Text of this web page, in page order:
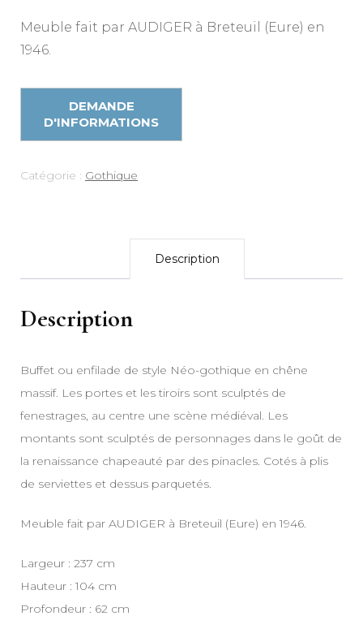
Meuble fait par AUDIGER à Breteuil (Eure) en
1946.
Catégorie : Gothique
Description
Description
Buffet ou enfilade de style Néo-gothique en chêne
massif. Les portes et les tiroirs sont sculptés de
fenestrages, au centre une scène médiéval. Les
montants sont sculptés de personnages dans le goût de
la renaissance chapeauté par des pinacles. Cotés à plis
de serviettes et dessus parquetés.
Meuble fait par AUDIGER à Breteuil (Eure) en 1946.
Largeur : 237 cm
Hauteur : 104 cm
Profondeur : 62 cm